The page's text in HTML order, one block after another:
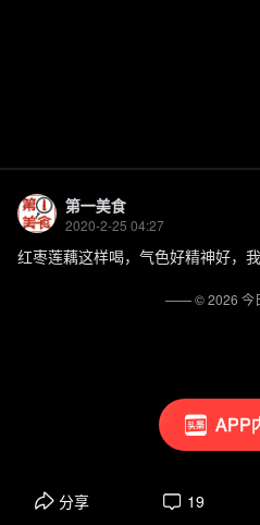
APP
第一美食
2020-2-25 04:27
红枣莲藕这样喝，气色好精神好，
分享 19
—— ©2026 今